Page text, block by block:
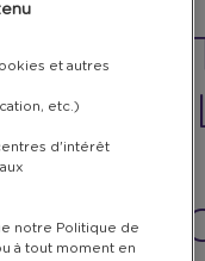
–
et autres
etc.)
d'intérêt
notre Politique de
à tout moment en